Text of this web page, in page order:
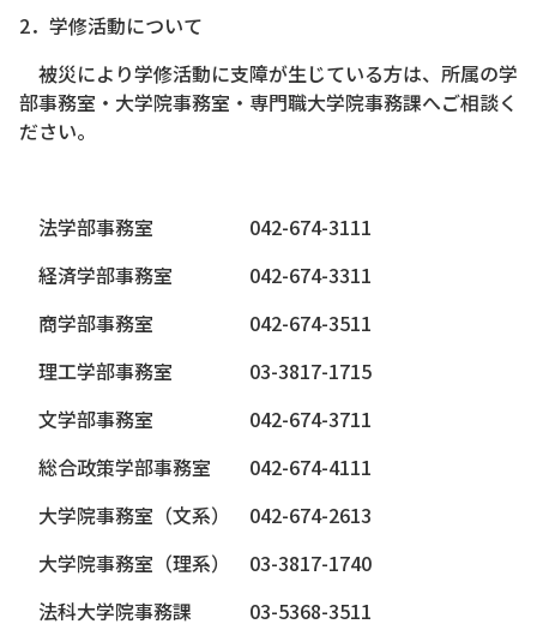
2．学修活動について
被災により学修活動に支障が生じている方は、所属の学
部事務室・大学院事務室・専門職大学院事務課へご相談く
ださい。
法学部事務室 042-674-3111
経済学部事務室 042-674-3311
商学部事務室 042-674-3511
理工学部事務室 03-3817-1715
文学部事務室 042-674-3711
総合政策学部事務室 042-674-4111
大学院事務室（文系） 042-674-2613
大学院事務室（理系） 03-3817-1740
法科大学院事務課 03-5368-3511